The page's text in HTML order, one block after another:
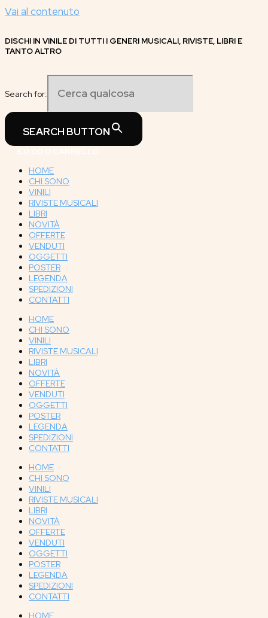
Vai al contenuto
DISCHI IN VINILE DI TUTTI I GENERI MUSICALI, RIVISTE, LIBRI E
TANTO ALTRO
Search for:
SEARCH BUTTON
HOME
CHI SONO
VINILI
RIVISTE MUSICALI
LIBRI
NOVITÀ
OFFERTE
VENDUTI
OGGETTI
POSTER
LEGENDA
SPEDIZIONI
CONTATTI
HOME
CHI SONO
VINILI
RIVISTE MUSICALI
LIBRI
NOVITÀ
OFFERTE
VENDUTI
OGGETTI
POSTER
LEGENDA
SPEDIZIONI
CONTATTI
HOME
CHI SONO
VINILI
RIVISTE MUSICALI
LIBRI
NOVITÀ
OFFERTE
VENDUTI
OGGETTI
POSTER
LEGENDA
SPEDIZIONI
CONTATTI
HOME